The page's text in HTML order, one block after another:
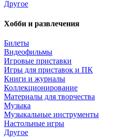
Другое
Хобби и развлечения
Билеты
Видеофильмы
Игровые приставки
Игры для приставок и ПК
Книги и журналы
Коллекционирование
Материалы для творчества
Музыка
Музыкальные инструменты
Настольные игры
Другое